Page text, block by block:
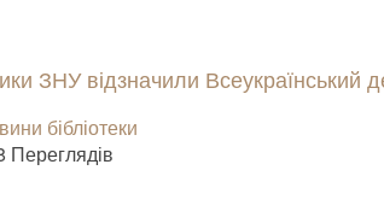
ЗНУ відзначили Всеукраїнський
бібліотеки
Пере­гля­дів